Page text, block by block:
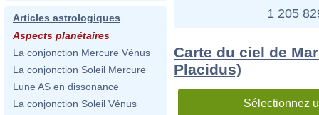
Articles astrologiques
Aspects planétaires
La conjonction Mercure Vénus
La conjonction Soleil Mercure
Lune AS en dissonance
La conjonction Soleil Vénus
1 205
Carte du ciel de
Placidus)
Sélectionnez